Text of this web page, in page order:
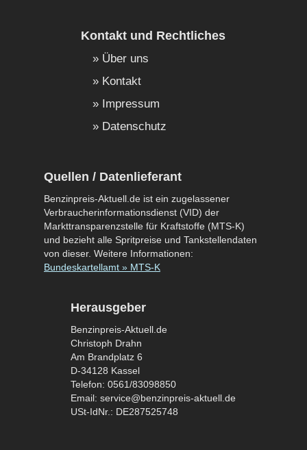
Kontakt und Rechtliches
Über uns
Kontakt
Impressum
Datenschutz
Quellen / Datenlieferant
Benzinpreis-Aktuell.de ist ein zugelassener
Verbraucherinformationsdienst (VID) der
Markttransparenzstelle für Kraftstoffe (MTS-K)
und bezieht alle Spritpreise und Tankstellendaten
von dieser. Weitere Informationen:
Bundeskartellamt » MTS-K
Herausgeber
Benzinpreis-Aktuell.de
Christoph Drahn
Am Brandplatz 6
D-34128 Kassel
Telefon: 0561/83098850
Email: service@benzinpreis-aktuell.de
USt-IdNr.: DE287525748